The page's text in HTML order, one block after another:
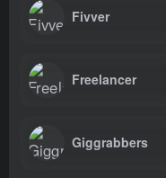
Fivver
Freelancer
Giggrabbers